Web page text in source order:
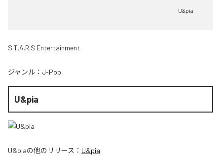
U&pia
S.T.A.R.S Entertainment
ジャンル： J-Pop
U&pia
U&piaの他のリリース： U&pia